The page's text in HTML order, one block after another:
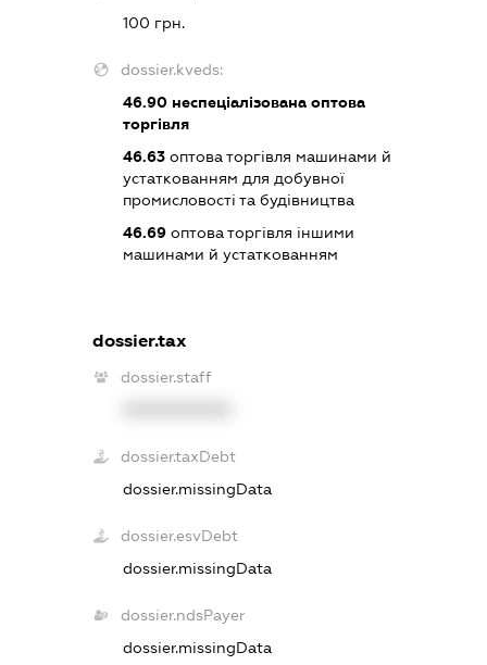
100 грн.
dossier.kveds:
46.90 неспеціалізована оптова
торгівля
46.63 оптова торгівля машинами й
устаткованням для добувної
промисловості та будівництва
46.69 оптова торгівля іншими
машинами й устаткованням
dossier.tax
dossier.staff
dossier.taxDebt
dossier.missingData
dossier.esvDebt
dossier.missingData
dossier.ndsPayer
dossier.missingData